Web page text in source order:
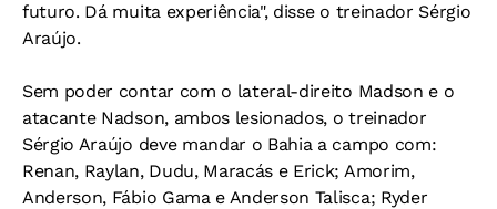
futuro. Dá muita experiência", disse o treinador Sérgio
Araújo.
Sem poder contar com o lateral-direito Madson e o
atacante Nadson, ambos lesionados, o treinador
Sérgio Araújo deve mandar o Bahia a campo com:
Renan, Raylan, Dudu, Maracás e Erick; Amorim,
Anderson, Fábio Gama e Anderson Talisca; Ryder